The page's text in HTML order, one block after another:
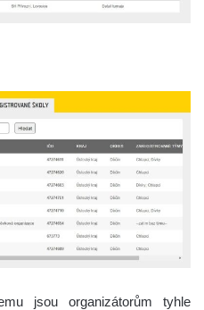
jsou organizátorům tyhle